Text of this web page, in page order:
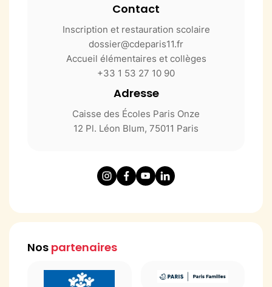
Contact
Inscription et restauration scolaire
dossier@cdeparis11.fr
Accueil élémentaires et collèges
+33 1 53 27 10 90
Adresse
Caisse des Écoles Paris Onze
12 Pl. Léon Blum, 75011 Paris
Nos partenaires